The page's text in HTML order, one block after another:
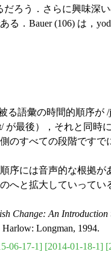
だろう．さらに興味深
る．Bauer (106) は，
る語彙の時間的順序
が最後），それと同時
のすべての段階ですで
序には音声的な根拠が
へと拡大していってい
Change: An
Harlow: Longman, 1994.
06-17-1] [2014-01-18-1]